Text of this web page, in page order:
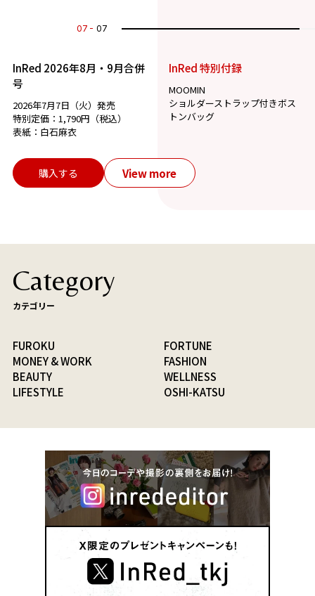
07 07
InRed 2026年8月・9月合併
号
2026年7月7日（火）発売
特別定価：1,790円（税込）
表紙：白石麻衣
InRed 特別付録
MOOMIN
ショルダーストラップ付きボス
トンバッグ
購入する View more
Category
カテゴリー
FUROKU
FORTUNE
MONEY & WORK
FASHION
BEAUTY
WELLNESS
LIFESTYLE
OSHI-KATSU